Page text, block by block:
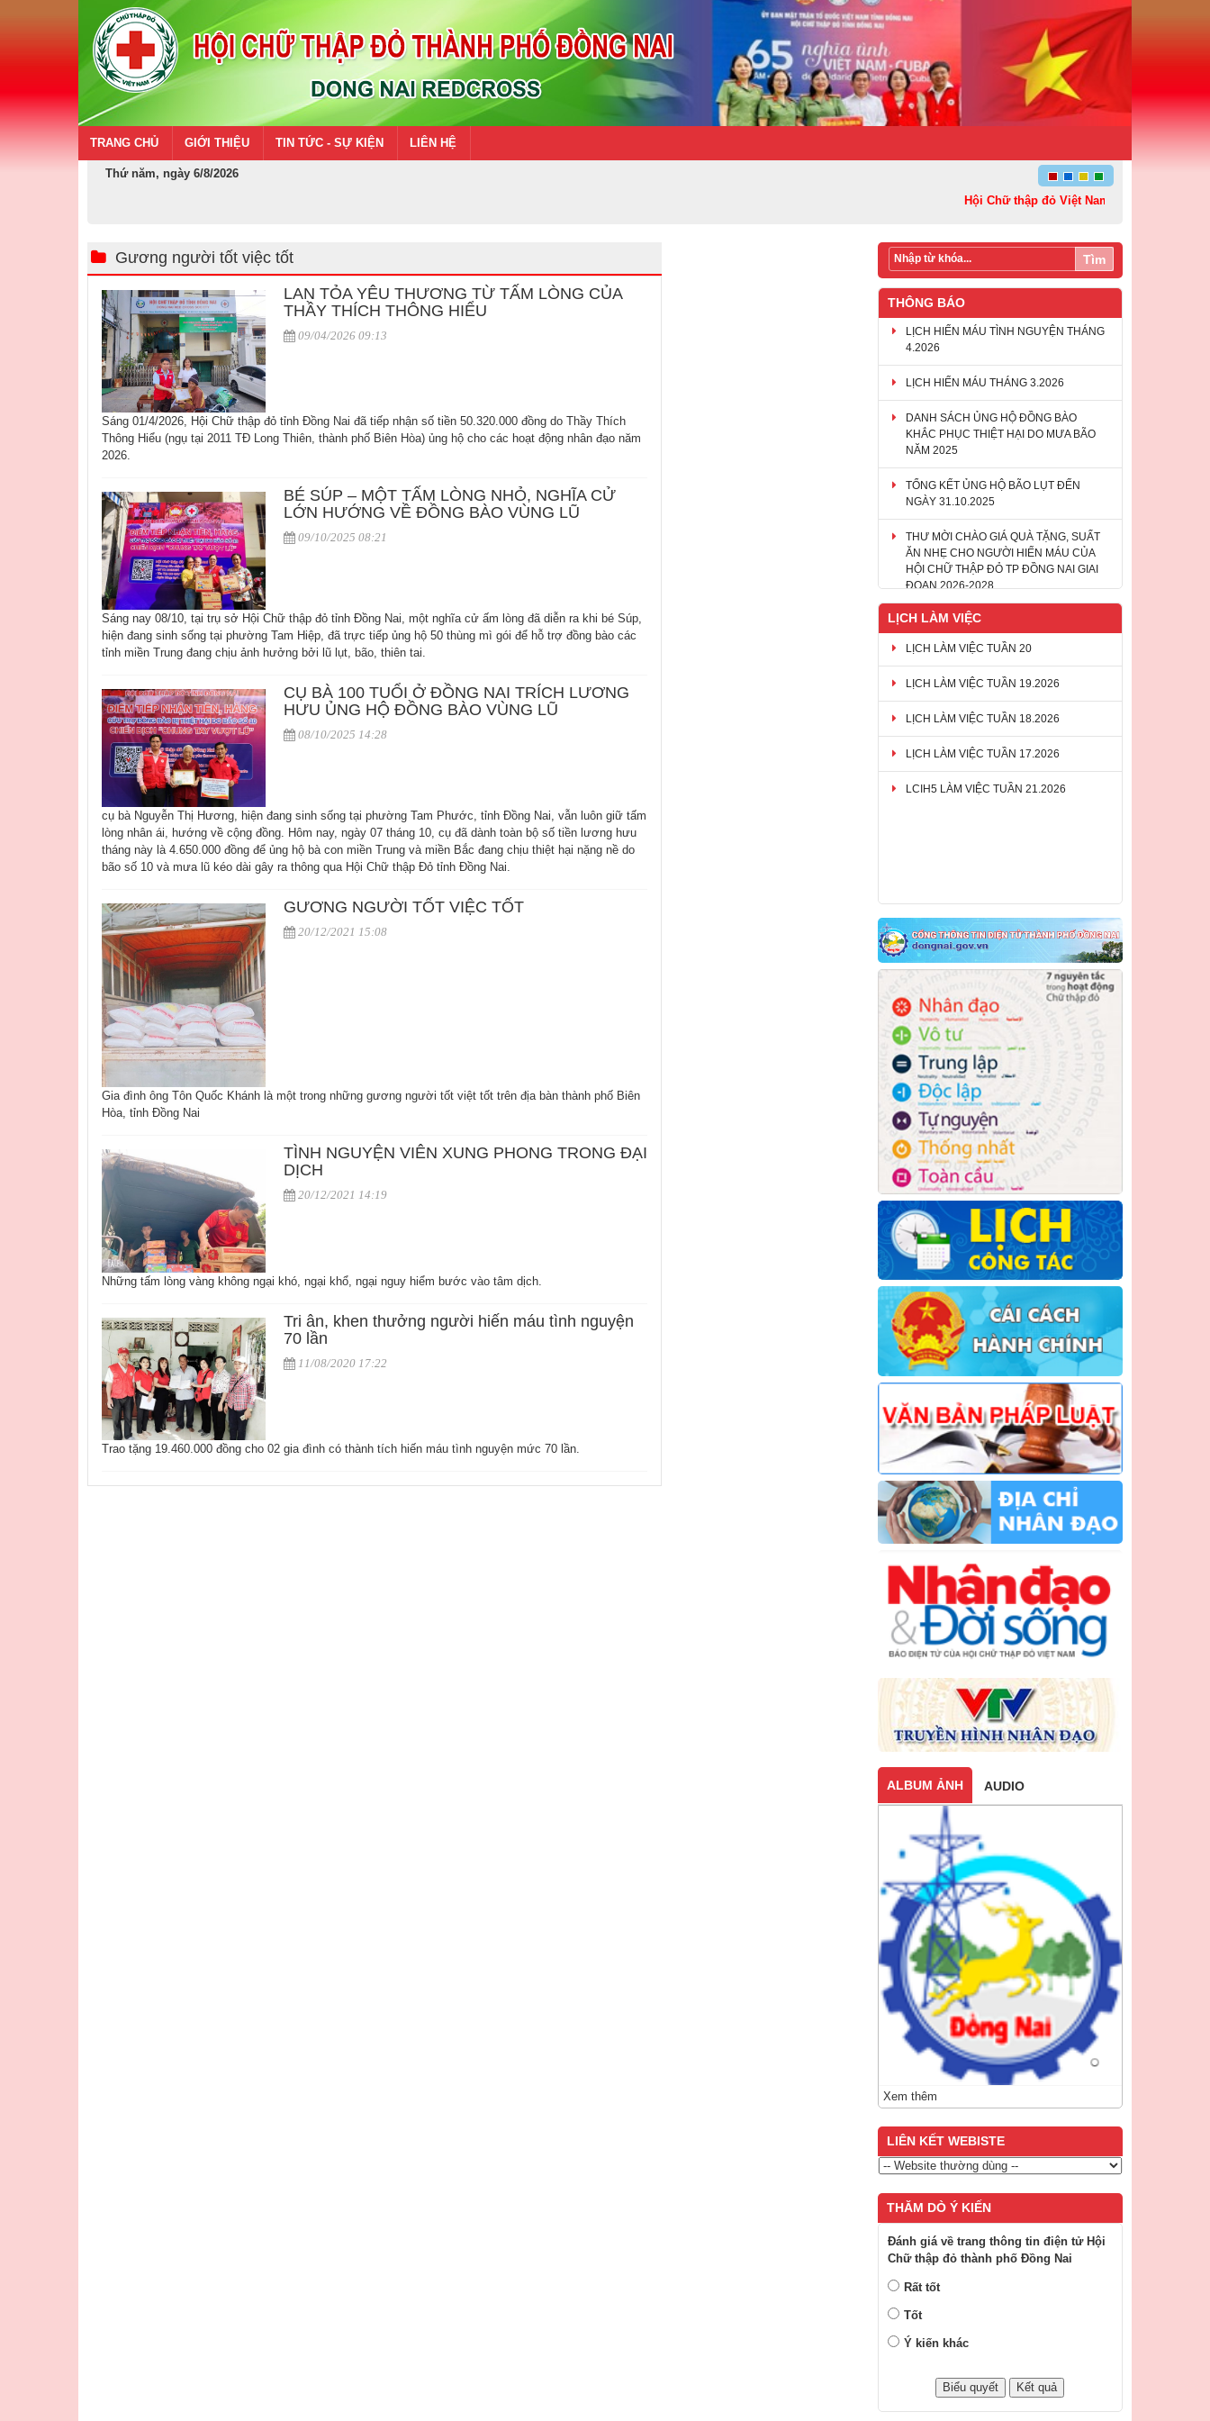
TRANG CHỦ GIỚI THIỆU TIN TỨC - SỰ KIỆN LIÊN HỆ
Thứ năm, ngày 6/8/2026
Hội Chữ thập đỏ Việt Nam: Kết nối – Sẻ chia
Tìm
Gương người tốt việc tốt
LAN TỎA YÊU THƯƠNG TỪ TẤM LÒNG CỦA
THẦY THÍCH THÔNG HIỂU
09/04/2026 09:13
Sáng 01/4/2026, Hội Chữ thập đỏ tỉnh Đồng Nai đã tiếp nhận số tiền 50.320.000 đồng do Thầy Thích
Thông Hiểu (ngụ tại 2011 TĐ Long Thiên, thành phố Biên Hòa) ủng hộ cho các hoạt động nhân đạo năm
2026.
BÉ SÚP – MỘT TẤM LÒNG NHỎ, NGHĨA CỬ
LỚN HƯỚNG VỀ ĐỒNG BÀO VÙNG LŨ
09/10/2025 08:21
Sáng nay 08/10, tại trụ sở Hội Chữ thập đỏ tỉnh Đồng Nai, một nghĩa cử ấm lòng đã diễn ra khi bé Súp,
hiện đang sinh sống tại phường Tam Hiệp, đã trực tiếp ủng hộ 50 thùng mì gói để hỗ trợ đồng bào các
tỉnh miền Trung đang chịu ảnh hưởng bởi lũ lụt, bão, thiên tai.
CỤ BÀ 100 TUỔI Ở ĐỒNG NAI TRÍCH LƯƠNG
HƯU ỦNG HỘ ĐỒNG BÀO VÙNG LŨ
08/10/2025 14:28
cụ bà Nguyễn Thị Hương, hiện đang sinh sống tại phường Tam Phước, tỉnh Đồng Nai, vẫn luôn giữ tấm
lòng nhân ái, hướng về cộng đồng. Hôm nay, ngày 07 tháng 10, cụ đã dành toàn bộ số tiền lương hưu
tháng này là 4.650.000 đồng để ủng hộ bà con miền Trung và miền Bắc đang chịu thiệt hại nặng nề do
bão số 10 và mưa lũ kéo dài gây ra thông qua Hội Chữ thập Đỏ tỉnh Đồng Nai.
GƯƠNG NGƯỜI TỐT VIỆC TỐT
20/12/2021 15:08
Gia đình ông Tôn Quốc Khánh là một trong những gương người tốt việt tốt trên địa bàn thành phố Biên
Hòa, tỉnh Đồng Nai
TÌNH NGUYỆN VIÊN XUNG PHONG TRONG ĐẠI
DỊCH
20/12/2021 14:19
Những tấm lòng vàng không ngại khó, ngại khổ, ngại nguy hiểm bước vào tâm dịch.
Tri ân, khen thưởng người hiến máu tình nguyện
70 lần
11/08/2020 17:22
​Trao tặng 19.460.000 đồng cho 02 gia đình có thành tích hiến máu tình nguyện mức 70 lần.
THÔNG BÁO
LỊCH HIẾN MÁU TÌNH NGUYỆN THÁNG
4.2026
LỊCH HIẾN MÁU THÁNG 3.2026
DANH SÁCH ỦNG HỘ ĐỒNG BÀO
KHẮC PHỤC THIỆT HẠI DO MƯA BÃO
NĂM 2025
TỔNG KẾT ỦNG HỘ BÃO LỤT ĐẾN
NGÀY 31.10.2025
THƯ MỜI CHÀO GIÁ QUÀ TẶNG, SUẤT
ĂN NHẸ CHO NGƯỜI HIẾN MÁU CỦA
HỘI CHỮ THẬP ĐỎ TP ĐỒNG NAI GIAI
ĐOẠN 2026-2028
LỊCH LÀM VIỆC
LỊCH LÀM VIỆC TUẦN 20
LỊCH LÀM VIỆC TUẦN 19.2026
LỊCH LÀM VIỆC TUẦN 18.2026
LỊCH LÀM VIỆC TUẦN 17.2026
LCIH5 LÀM VIỆC TUẦN 21.2026
ALBUM ẢNH AUDIO
Xem thêm
LIÊN KẾT WEBISTE
THĂM DÒ Ý KIẾN
Đánh giá về trang thông tin điện tử Hội
Chữ thập đỏ thành phố Đồng Nai
Rất tốt
Tốt
Ý kiến khác